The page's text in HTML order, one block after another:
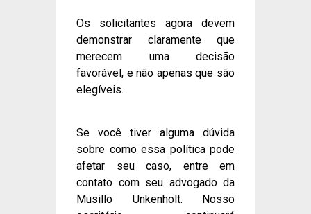
Os solicitantes agora devem
demonstrar claramente que
merecem uma decisão
favorável, e não apenas que são
elegíveis.
Se você tiver alguma dúvida
sobre como essa política pode
afetar seu caso, entre em
contato com seu advogado da
Musillo Unkenholt. Nosso